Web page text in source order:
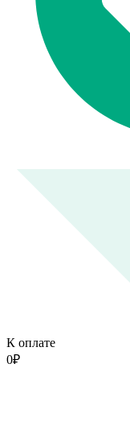
К оплате
0₽